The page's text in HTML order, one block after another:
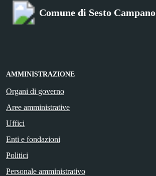
Comune di Sesto Campano
AMMINISTRAZIONE
Organi di governo
Aree amministrative
Uffici
Enti e fondazioni
Politici
Personale amministrativo